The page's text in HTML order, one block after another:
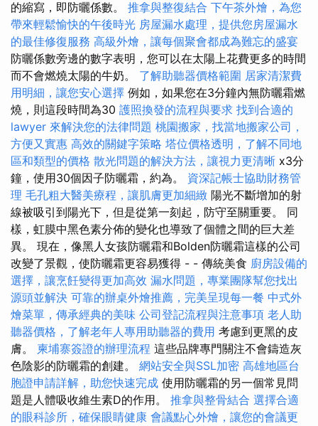
的縮寫，即防曬係數。 推拿與整復結合 下午茶外燴，為您
帶來輕鬆愉快的午後時光 房屋漏水處理，提供您房屋漏水
的最佳修復服務 高級外燴，讓每個聚會都成為難忘的盛宴
防曬係數旁邊的數字表明，您可以在太陽上花費更多的時間
而不會燃燒太陽的牛奶。 了解助聽器價格範圍 居家清潔費
用明細，讓您安心選擇 例如，如果您在3分鐘內無防曬霜燃
燒，則這段時間為30 護照換發的流程與要求 找到合適的
lawyer 來解決您的法律問題 桃園搬家，找當地搬家公司，
方便又實惠 高效的關鍵字策略 塔位價格透明，了解不同地
區和類型的價格 散光問題的解決方法，讓視力更清晰 x3分
鐘，使用30個因子防曬霜，約為。 資深記帳士協助財務管
理 毛孔粗大醫美療程，讓肌膚更加細緻 陽光不斷增加的射
線被吸引到陽光下，但是從第一刻起，防守至關重要。 同
樣，虹膜中黑色素分佈的變化也導致了個體之間的巨大差
異。 現在，像黑人女孩防曬霜和Bolden防曬霜這樣的公司
改變了景觀，使防曬霜更容易獲得 - - 傳統美食 廚房設備的
選擇，讓烹飪變得更加高效 漏水問題，專業團隊幫您找出
源頭並解決 可靠的辦桌外燴推薦，完美呈現每一餐 中式外
燴菜單，傳承經典的美味 公司登記流程與注意事項 老人助
聽器價格，了解老年人專用助聽器的費用 考慮到更黑的皮
膚。 柬埔寨簽證的辦理流程 這些品牌專門關注不會鑄造灰
色陰影的防曬霜的創建。 網站安全與SSL加密 高雄地區台
胞證申請詳解，助您快速完成 使用防曬霜的另一個常見問
題是人體吸收維生素D的作用。 推拿與整骨結合 選擇合適
的眼科診所，確保眼睛健康 會議點心外燴，讓您的會議更